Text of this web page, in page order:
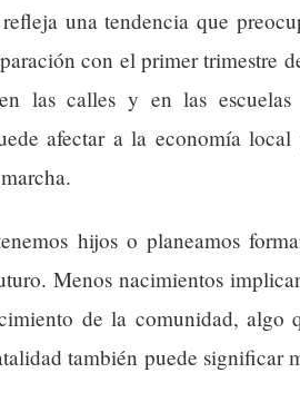
refleja una tendencia que
con el primer trimestre
las calles y en las
afectar a la economía
hijos o planeamos
Menos nacimientos
de la comunidad, algo
también puede significar